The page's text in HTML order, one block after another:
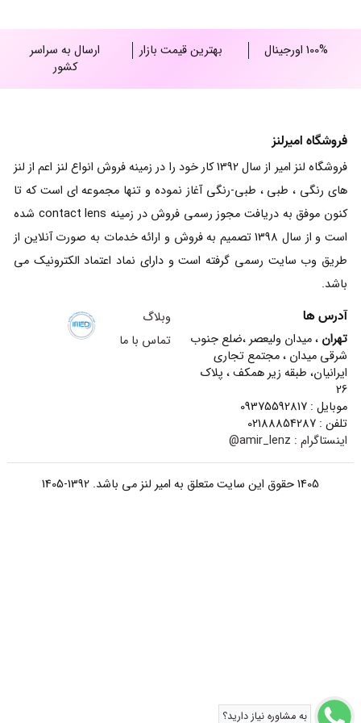
100% اورجینال بهترین قیمت بازار
ارسال به سراسر
کشور
فروشگاه امیرلنز
فروشگاه لنز امیر از سال 1392 کار خود را در زمینه فروش انواع لنز اعم از لنز
های رنگی ، طبی ، طبی-رنگی آغاز نموده و تنها مجموعه ای است که تا
کنون موفق به دریافت مجوز رسمی فروش در زمینه contact lens شده
است و از سال 1398 تصمیم به فروش و ارائه خدمات به صورت آنلاین از
طریق وب سایت رسمی گرفته است و دارای نماد اعتماد الکترونیک می
باشد.
آدرس ها
تهران ، میدان ولیعصر ،ضلع جنوب
شرقی میدان ، مجتمع تجاری
ایرانیان، طبقه زیر همکف ، پلاک
26
موبایل : 09375592817
تلفن : 02188854287
اینستاگرام : amir_lenz@
وبلاگ
تماس با ما
1405 حقوق این سایت متعلق به امیر لنز می باشد. 1392-1405
به مشاوره نیاز دارید؟